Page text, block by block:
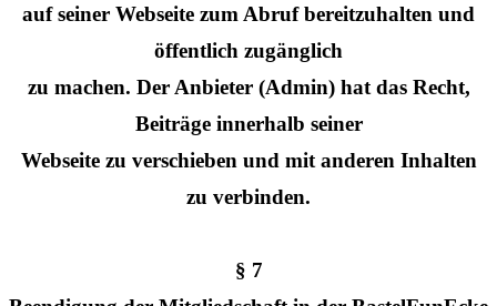
auf seiner Webseite zum Abruf bereitzuhalten und
öffentlich zugänglich
zu machen. Der Anbieter (Admin) hat das Recht,
Beiträge innerhalb seiner
Webseite zu verschieben und mit anderen Inhalten
zu verbinden.
§ 7